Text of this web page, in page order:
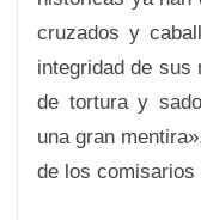
cruzados y
integridad de sus
de tortura y
una gran
de los comisarios